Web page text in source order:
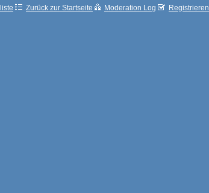
Zurück zur Startseite Moderation Log Registrieren